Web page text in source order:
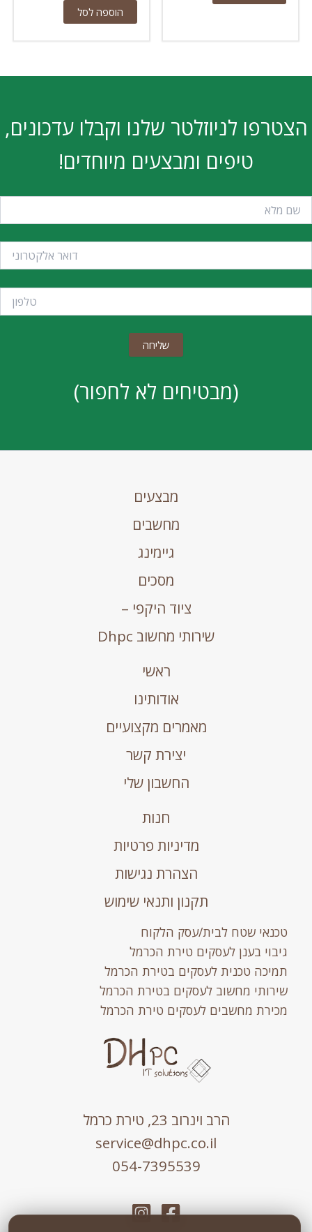
הוספה לסל
הצטרפו לניוזלטר שלנו וקבלו עדכונים,
טיפים ומבצעים מיוחדים!
(מבטיחים לא לחפור)
מבצעים
מחשבים
גיימינג
מסכים
ציוד היקפי –
שירותי מחשוב Dhpc
ראשי
אודותינו
מאמרים מקצועיים
יצירת קשר
החשבון שלי
חנות
מדיניות פרטיות
הצהרת נגישות
תקנון ותנאי שימוש
טכנאי שטח לבית/עסק הלקוח
גיבוי בענן לעסקים טירת הכרמל
תמיכה טכנית לעסקים בטירת הכרמל
שירותי מחשוב לעסקים בטירת הכרמל
מכירת מחשבים לעסקים טירת הכרמל
הרב וינרוב 23, טירת כרמל
service@dhpc.co.il
054-7395539